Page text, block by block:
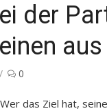
der
0
das Ziel hat,